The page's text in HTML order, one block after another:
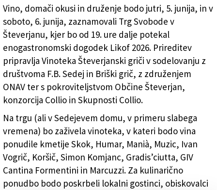
Jutri in v soboto bo v Števerjanu zaživel Likof 2026
(DOMINIQUE POZZO)
Vino, domači okusi in druženje bodo jutri, 5. junija, in v
soboto, 6. junija, zaznamovali Trg Svobode v
Števerjanu, kjer bo od 19. ure dalje potekal
enogastronomski dogodek Likof 2026. Prireditev
pripravlja Vinoteka Števerjanski griči v sodelovanju z
društvoma F.B. Sedej in Briški grič, z združenjem
ONAV ter s pokroviteljstvom Občine Števerjan,
konzorcija Collio in Skupnosti Collio.
Na trgu (ali v Sedejevem domu, v primeru slabega
vremena) bo zaživela vinoteka, v kateri bodo vina
ponudile kmetije Skok, Humar, Manià, Muzic, Ivan
Vogrič, Koršič, Simon Komjanc, Gradis’ciutta, GIV
Cantina Formentini in Marcuzzi. Za kulinarično
ponudbo bodo poskrbeli lokalni gostinci, obiskovalci